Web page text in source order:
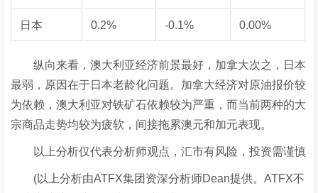
日本 0.2% -0.1% 0.00%
纵向来看，澳大利亚经济前景最好，加拿大次之，日本
最弱，原因在于日本老龄化问题。加拿大经济对原油报价较
为依赖，澳大利亚对铁矿石依赖较为严重，而当前两种的大
宗商品走势均较为疲软，间接拖累澳元和加元表现。
以上分析仅代表分析师观点，汇市有风险，投资需谨慎
(以上分析由ATFX集团资深分析师Dean提供。ATFX不